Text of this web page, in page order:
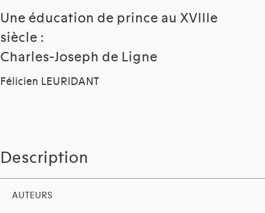
Une éducation de prince au XVIIIe
siècle :
Charles-Joseph de Ligne
Félicien LEURIDANT
Description
AUTEURS